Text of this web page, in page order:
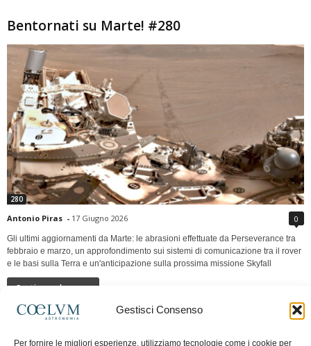
Gestisci Consenso
Per fornire le migliori esperienze, utilizziamo tecnologie come i cookie per
Bentornati su Marte! #280
280
Antonio Piras - 17 Giugno 2026 0
Gli ultimi aggiornamenti da Marte: le abrasioni effettuate da Perseverance tra
febbraio e marzo, un approfondimento sui sistemi di comunicazione tra il rover
e le basi sulla Terra e un'anticipazione sulla prossima missione Skyfall
Continua a leggere